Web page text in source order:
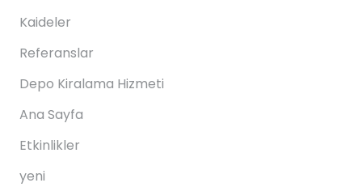
Kaideler
Referanslar
Depo Kiralama Hizmeti
Ana Sayfa
Etkinlikler
yeni